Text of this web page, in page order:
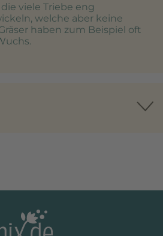
viele Triebe eng
welche aber keine
haben zum Beispiel oft